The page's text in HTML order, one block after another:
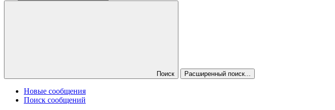
Поиск Расширенный поиск...
Новые сообщения
Поиск сообщений